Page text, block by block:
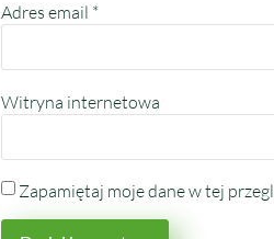
Adres email *
Witryna internetowa
Zapamiętaj moje dane w tej